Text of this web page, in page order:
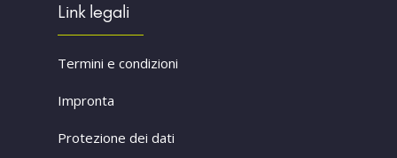
Link legali
Termini e condizioni
Impronta
Protezione dei dati